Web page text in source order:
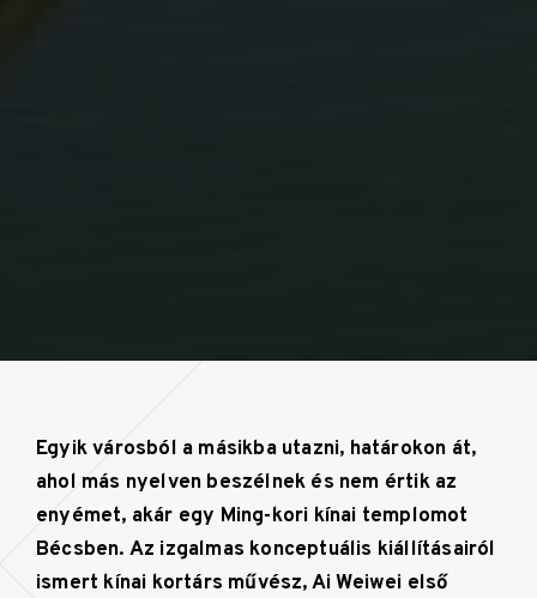
Egyik városból a másikba utazni, határokon át,
ahol más nyelven beszélnek és nem értik az
enyémet, akár egy Ming-kori kínai templomot
Bécsben. Az izgalmas konceptuális kiállításairól
ismert kínai kortárs művész, Ai Weiwei első